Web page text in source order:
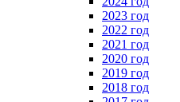
2023 год
2022 год
2021 год
2020 год
2019 год
2018 год